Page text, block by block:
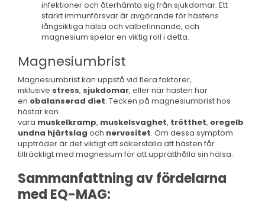
infektioner och återhämta sig från sjukdomar. Ett
starkt immunförsvar är avgörande för hästens
långsiktiga hälsa och välbefinnande, och
magnesium spelar en viktig roll i detta.
Magnesiumbrist
Magnesiumbrist kan uppstå vid flera faktorer,
inklusive stress, sjukdomar, eller när hästen har
en obalanserad diet. Tecken på magnesiumbrist hos
hästar kan
vara muskelkramp, muskelsvaghet, trötthet, oregelb
undna hjärtslag och nervositet. Om dessa symptom
uppträder är det viktigt att säkerställa att hästen får
tillräckligt med magnesium för att upprätthålla sin hälsa.
Sammanfattning av fördelarna
med EQ-MAG: